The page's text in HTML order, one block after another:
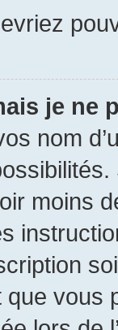
je ne
nom
moins
que